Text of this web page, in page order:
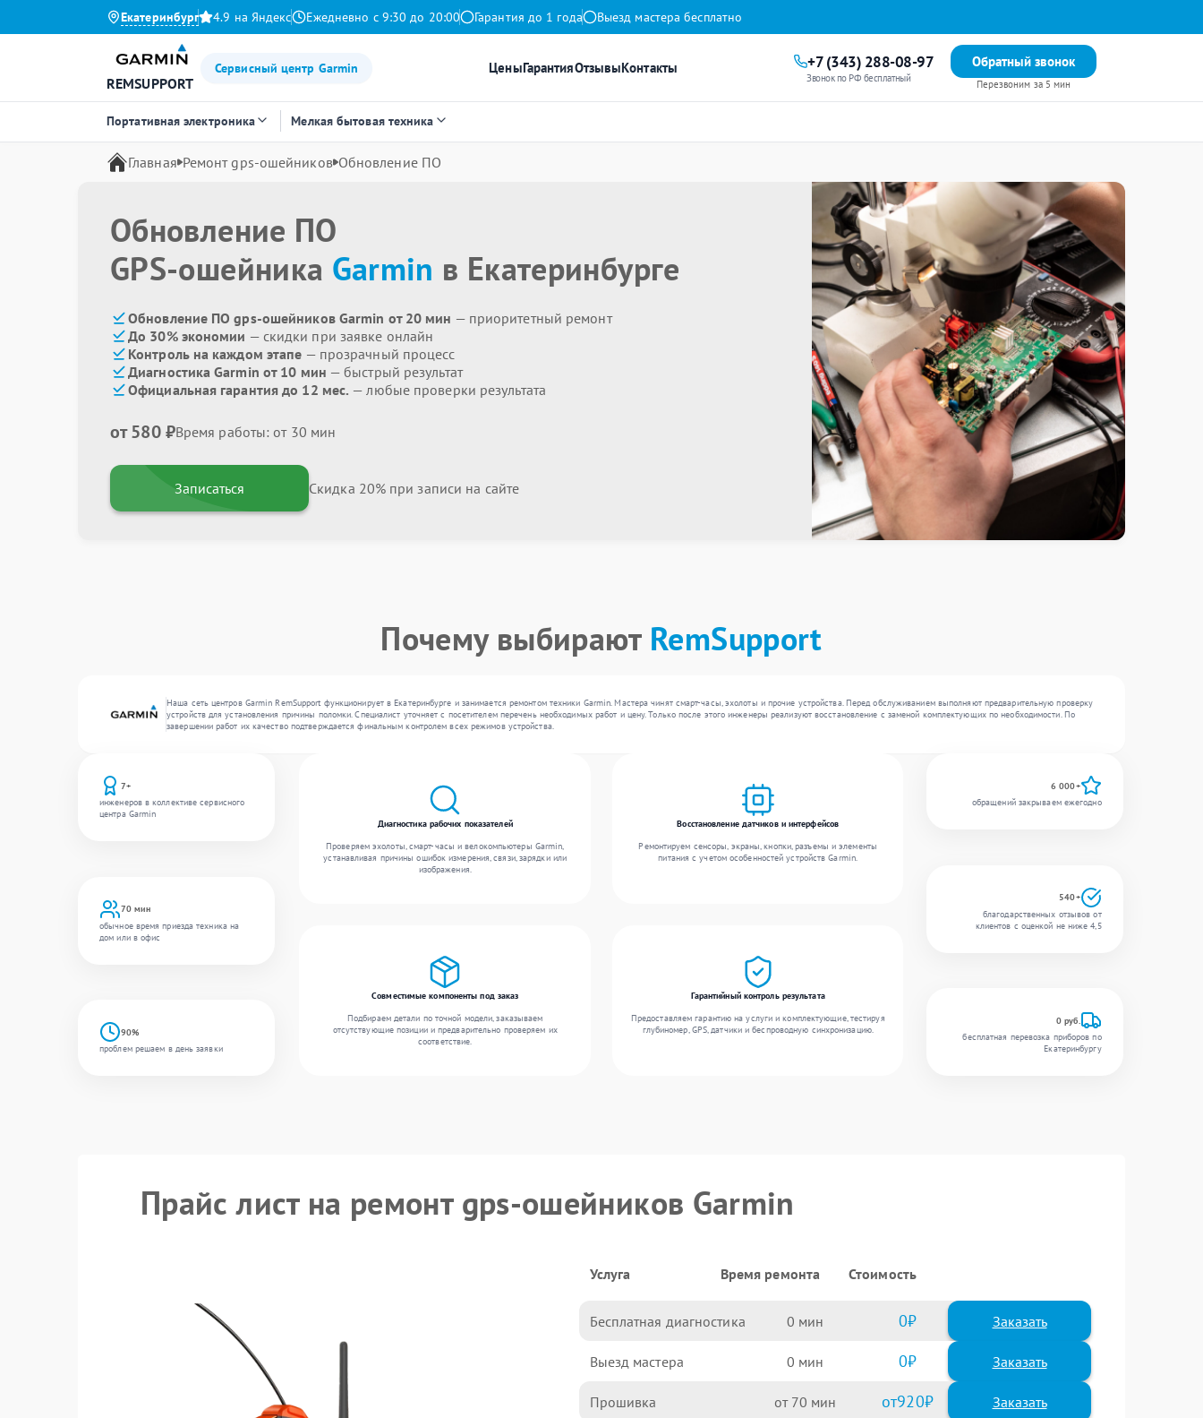
Екатеринбург 4.9 на Яндекс Ежедневно с 9:30 до 20:00 Гарантия до 1 года Выезд мастера бесплатно
REMSUPPORT
Сервисный центр Garmin ЦеныГарантияОтзывыКонтакты +7 (343) 288-08-97
Звонок по РФ бесплатный
Обратный звонок
Перезвоним за 5 мин
Портативная электроника Мелкая бытовая техника
Главная Ремонт gps-ошейников Обновление ПО
Обновление ПО
GPS-ошейника Garmin в Екатеринбурге
Обновление ПО gps-ошейников Garmin от 20 мин — приоритетный ремонт
До 30% экономии — скидки при заявке онлайн
Контроль на каждом этапе — прозрачный процесс
Диагностика Garmin от 10 мин — быстрый результат
Официальная гарантия до 12 мес. — любые проверки результата
от 580 ₽Время работы: от 30 мин
Записаться Скидка 20% при записи на сайте
Почему выбирают RemSupport
Наша сеть центров Garmin RemSupport функционирует в Екатеринбурге и занимается ремонтом техники Garmin. Мастера чинят смарт-часы, эхолоты и прочие устройства. Перед обслуживанием выполняют предварительную проверку
устройств для установления причины поломки. Специалист уточняет с посетителем перечень необходимых работ и цену. Только после этого инженеры реализуют восстановление с заменой комплектующих по необходимости. По
завершении работ их качество подтверждается финальным контролем всех режимов устройства.
7+
инженеров в коллективе сервисного
центра Garmin
70 мин
обычное время приезда техника на
дом или в офис
90%
проблем решаем в день заявки
Диагностика рабочих показателей
Проверяем эхолоты, смарт-часы и велокомпьютеры Garmin,
устанавливая причины ошибок измерения, связи, зарядки или
изображения.
Восстановление датчиков и интерфейсов
Ремонтируем сенсоры, экраны, кнопки, разъемы и элементы
питания с учетом особенностей устройств Garmin.
Совместимые компоненты под заказ
Подбираем детали по точной модели, заказываем
отсутствующие позиции и предварительно проверяем их
соответствие.
Гарантийный контроль результата
Предоставляем гарантию на услуги и комплектующие, тестируя
глубиномер, GPS, датчики и беспроводную синхронизацию.
6 000+
обращений закрываем ежегодно
540+
благодарственных отзывов от
клиентов с оценкой не ниже 4,5
0 руб.
бесплатная перевозка приборов по
Екатеринбургу
Прайс лист на ремонт gps-ошейников Garmin
Услуга Время ремонта Стоимость
Бесплатная диагностика 0 0 Заказать
Выезд мастера 0 0 Заказать
Прошивка 70 920